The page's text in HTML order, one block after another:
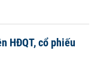
HĐQT, cổ phiếu